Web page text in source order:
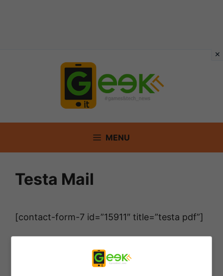
MENU
Testa Mail
[contact-form-7 id=”15911″ title=”testa pdf”]
Articoli recentiL’errore da 780 Milioni di